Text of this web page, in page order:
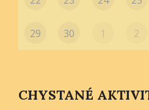
29 30 1 2
CHYSTANÉ